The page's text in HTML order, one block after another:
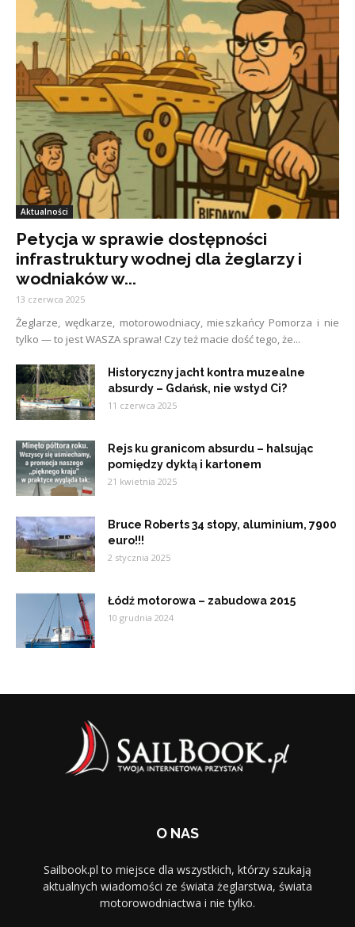
Aktualności
Petycja w sprawie dostępności
infrastruktury wodnej dla żeglarzy i
wodniaków w...
13 czerwca 2025
Żeglarze, wędkarze, motorowodniacy, mieszkańcy Pomorza i nie
tylko — to jest WASZA sprawa! Czy też macie dość tego, że...
Historyczny jacht kontra muzealne
absurdy – Gdańsk, nie wstyd Ci?
11 czerwca 2025
Rejs ku granicom absurdu – halsując
pomiędzy dyktą i kartonem
21 kwietnia 2025
Bruce Roberts 34 stopy, aluminium, 7900
euro!!!
2 stycznia 2025
Łódź motorowa – zabudowa 2015
10 grudnia 2024
O NAS
Sailbook.pl to miejsce dla wszystkich, którzy szukają
aktualnych wiadomości ze świata żeglarstwa, świata
motorowodniactwa i nie tylko.